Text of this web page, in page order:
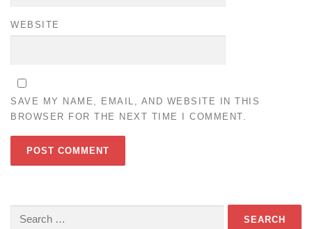
WEBSITE
SAVE MY NAME, EMAIL, AND WEBSITE IN THIS
BROWSER FOR THE NEXT TIME I COMMENT.
Search